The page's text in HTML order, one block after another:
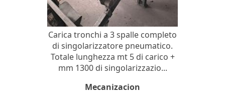
Carica tronchi a 3 spalle completo
di singolarizzatore pneumatico.
Totale lunghezza mt 5 di carico +
mm 1300 di singolarizzazio...
Mecanizacion